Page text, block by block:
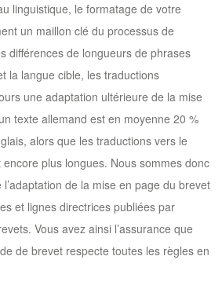
linguistique, le formatage de votre
un maillon clé du processus de
différences de longueurs de phrases
la langue cible, les traductions
une adaptation ultérieure de la mise
texte allemand est en moyenne 20 %
alors que les traductions vers le
plus longues. Nous sommes donc
de la mise en page du brevet
et lignes directrices publiées par
Vous avez ainsi l’assurance que
de brevet respecte toutes les règles en